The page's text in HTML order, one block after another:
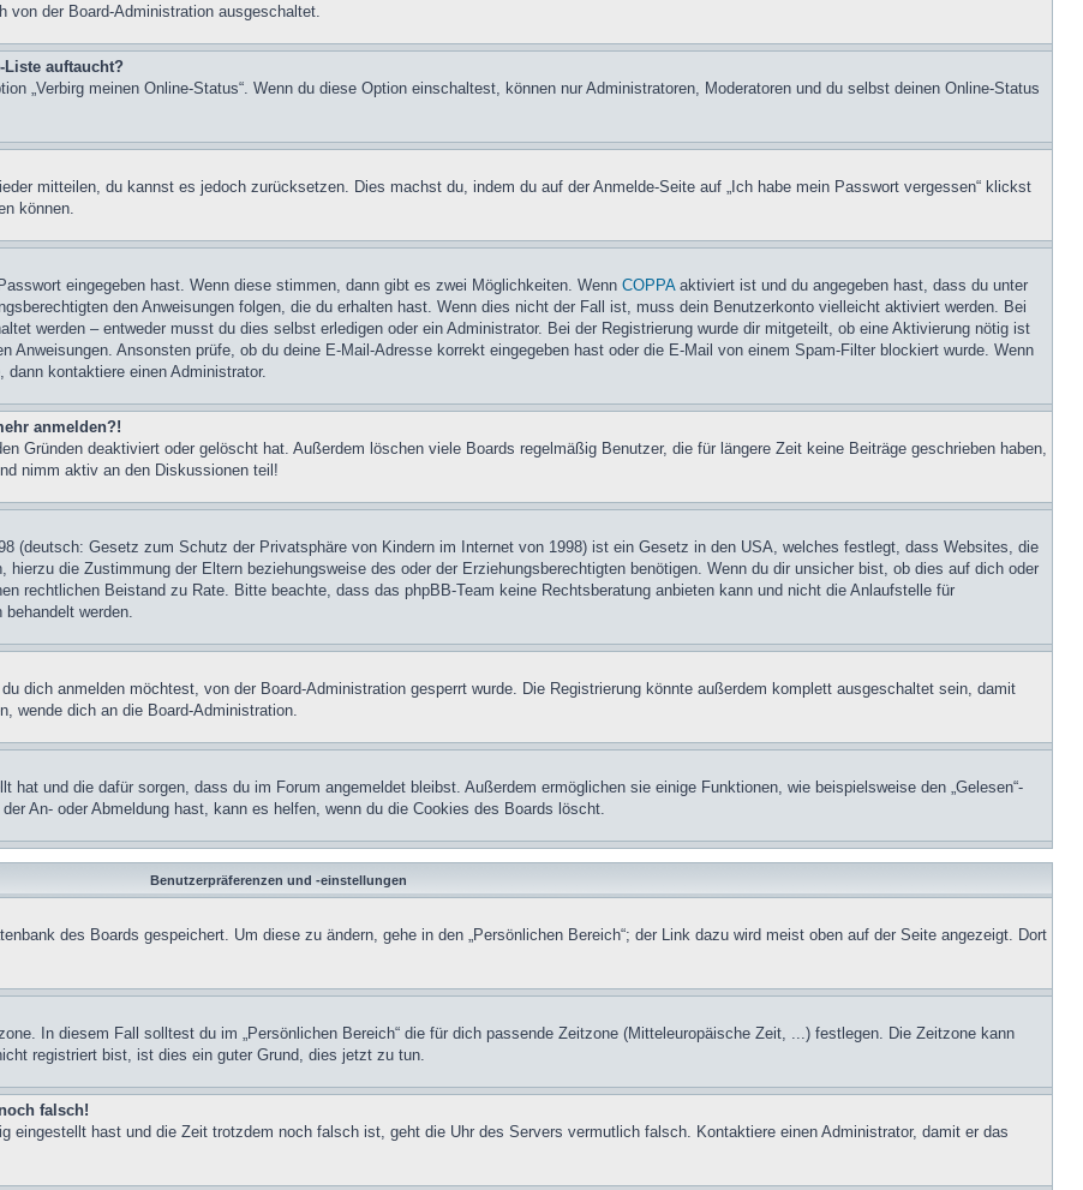
von der Board-Administration ausgeschaltet.
auftaucht?
„Verbirg meinen Online-Status“. Wenn du diese Option einschaltest, können nur Administratoren, Moderatoren und du selbst deinen Online-Status
mitteilen, du kannst es jedoch zurücksetzen. Dies machst du, indem du auf der Anmelde-Seite auf „Ich habe mein Passwort vergessen“ klickst
können.
eingegeben hast. Wenn diese stimmen, dann gibt es zwei Möglichkeiten. Wenn COPPAaktiviert ist und du angegeben hast, dass du unter
den Anweisungen folgen, die du erhalten hast. Wenn dies nicht der Fall ist, muss dein Benutzerkonto vielleicht aktiviert werden. Bei
werden – entweder musst du dies selbst erledigen oder ein Administrator. Bei der Registrierung wurde dir mitgeteilt, ob eine Aktivierung nötig ist
Anweisungen. Ansonsten prüfe, ob du deine E-Mail-Adresse korrekt eingegeben hast oder die E-Mail von einem Spam-Filter blockiert wurde. Wenn
kontaktiere einen Administrator.
anmelden?!
Gründen deaktiviert oder gelöscht hat. Außerdem löschen viele Boards regelmäßig Benutzer, die für längere Zeit keine Beiträge geschrieben haben,
nimm aktiv an den Diskussionen teil!
(deutsch: Gesetz zum Schutz der Privatsphäre von Kindern im Internet von 1998) ist ein Gesetz in den USA, welches festlegt, dass Websites, die
die Zustimmung der Eltern beziehungsweise des oder der Erziehungsberechtigten benötigen. Wenn du dir unsicher bist, ob dies auf dich oder
rechtlichen Beistand zu Rate. Bitte beachte, dass das phpBB-Team keine Rechtsberatung anbieten kann und nicht die Anlaufstelle für
werden.
dich anmelden möchtest, von der Board-Administration gesperrt wurde. Die Registrierung könnte außerdem komplett ausgeschaltet sein, damit
wende dich an die Board-Administration.
und die dafür sorgen, dass du im Forum angemeldet bleibst. Außerdem ermöglichen sie einige Funktionen, wie beispielsweise den „Gelesen“-
An- oder Abmeldung hast, kann es helfen, wenn du die Cookies des Boards löscht.
Benutzerpräferenzen und -einstellungen
des Boards gespeichert. Um diese zu ändern, gehe in den „Persönlichen Bereich“; der Link dazu wird meist oben auf der Seite angezeigt. Dort
In diesem Fall solltest du im „Persönlichen Bereich“ die für dich passende Zeitzone (Mitteleuropäische Zeit, ...) festlegen. Die Zeitzone kann
registriert bist, ist dies ein guter Grund, dies jetzt zu tun.
falsch!
eingestellt hast und die Zeit trotzdem noch falsch ist, geht die Uhr des Servers vermutlich falsch. Kontaktiere einen Administrator, damit er das